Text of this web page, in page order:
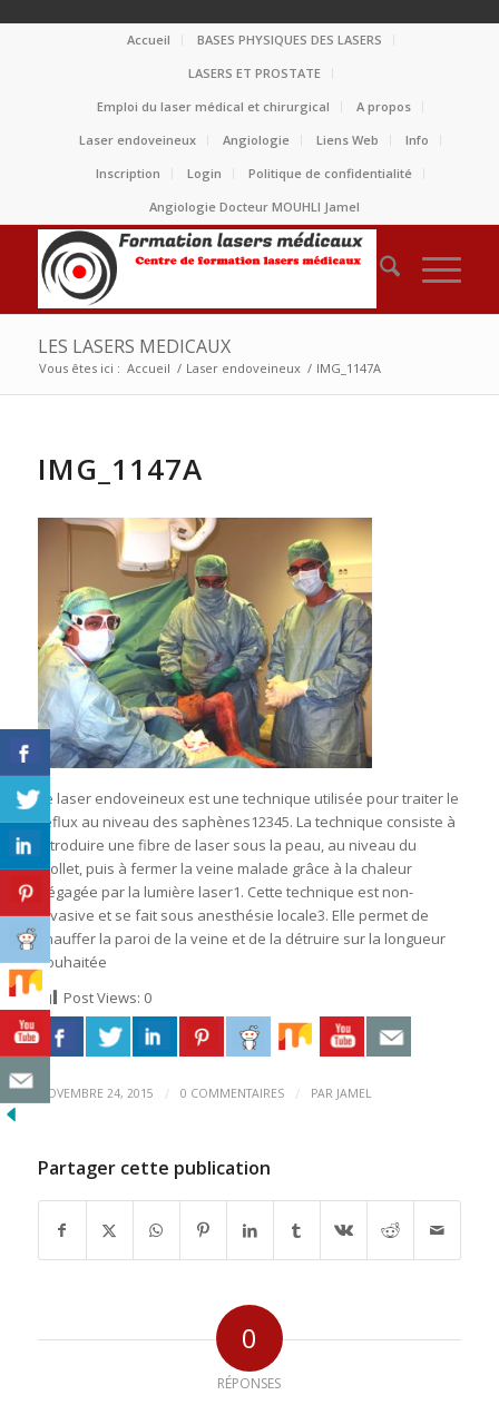
Accueil
BASES PHYSIQUES DES LASERS
LASERS ET PROSTATE
Emploi du laser médical et chirurgical
A propos
Laser endoveineux
Angiologie Liens Web
Info
Inscription
Login
Politique de confidentialité
Angiologie Docteur MOUHLI Jamel
LES LASERS MEDICAUX
Vous êtes ici : Accueil / Laser endoveineux / IMG_1147A
IMG_1147A
Le laser endoveineux est une technique utilisée pour traiter le
reflux au niveau des saphènes12345. La technique consiste à
introduire une fibre de laser sous la peau, au niveau du
mollet, puis à fermer la veine malade grâce à la chaleur
dégagée par la lumière laser1. Cette technique est non-
invasive et se fait sous anesthésie locale3. Elle permet de
chauffer la paroi de la veine et de la détruire sur la longueur
souhaitée
Post Views: 0
NOVEMBRE 24, 2015 / 0 COMMENTAIRES / PAR JAMEL
Partager cette publication
0
RÉPONSES